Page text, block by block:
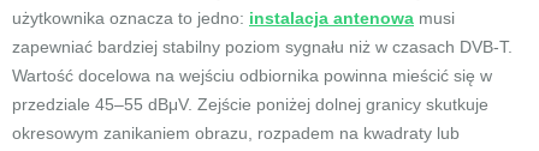
użytkownika oznacza to jedno: instalacja antenowa musi
zapewniać bardziej stabilny poziom sygnału niż w czasach DVB-T.
Wartość docelowa na wejściu odbiornika powinna mieścić się w
przedziale 45–55 dBμV. Zejście poniżej dolnej granicy skutkuje
okresowym zanikaniem obrazu, rozpadem na kwadraty lub